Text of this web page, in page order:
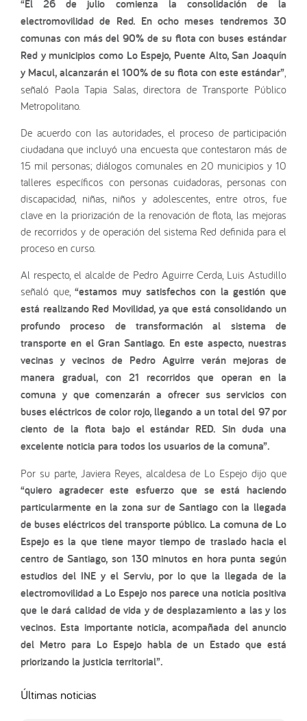
“El 26 de julio comienza la consolidación de la
electromovilidad de Red. En ocho meses tendremos 30
comunas con más del 90% de su flota con buses estándar
Red y municipios como Lo Espejo, Puente Alto, San Joaquín
y Macul, alcanzarán el 100% de su flota con este estándar”
señaló Paola Tapia Salas, directora de Transporte Público
Metropolitano.
De acuerdo con las autoridades, el proceso de participación
ciudadana que incluyó una encuesta que contestaron más de
15 mil personas; diálogos comunales en 20 municipios y 10
talleres específicos con personas cuidadoras, personas con
discapacidad, niñas, niños y adolescentes, entre otros, fue
clave en la priorización de la renovación de flota, las mejoras
de recorridos y de operación del sistema Red definida para el
proceso en curso.
Al respecto, el alcalde de Pedro Aguirre Cerda, Luis Astudillo
señaló que,“estamos muy satisfechos con la gestión que
está realizando Red Movilidad, ya que está consolidando un
profundo proceso de transformación al sistema de
transporte en el Gran Santiago. En este aspecto, nuestras
vecinas y vecinos de Pedro Aguirre verán mejoras de
manera gradual, con 21 recorridos que operan en la
comuna y que comenzarán a ofrecer sus servicios con
buses eléctricos de color rojo, llegando a un total del 97 por
ciento de la flota bajo el estándar RED. Sin duda una
excelente noticia para todos los usuarios de la comuna”.
Por su parte, Javiera Reyes, alcaldesa de Lo Espejo dijo que
“quiero agradecer este esfuerzo que se está haciendo
particularmente en la zona sur de Santiago con la llegada
de buses eléctricos del transporte público. La comuna de Lo
Espejo es la que tiene mayor tiempo de traslado hacia el
centro de Santiago, son 130 minutos en hora punta según
estudios del INE y el Serviu, por lo que la llegada de la
electromovilidad a Lo Espejo nos parece una noticia positiva
que le dará calidad de vida y de desplazamiento a las y los
vecinos. Esta importante noticia, acompañada del anuncio
del Metro para Lo Espejo habla de un Estado que está
priorizando la justicia territorial”.
Últimas noticias